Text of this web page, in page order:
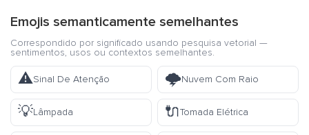
Emojis semanticamente semelhantes
Correspondido por significado usando pesquisa vetorial —
sentimentos, usos ou contextos semelhantes.
⚠️Sinal De Atenção 🌩️Nuvem Com Raio
💡Lâmpada 🔌Tomada Elétrica